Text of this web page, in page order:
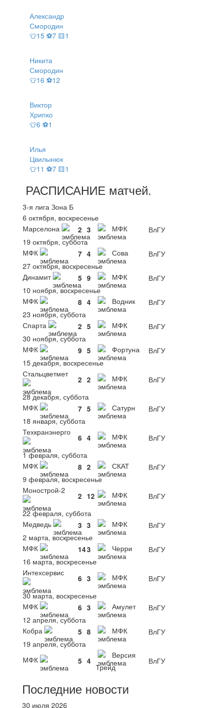
Александр
Смородин
👕15 ⚽7 🟨1
Никита
Смородин
👕16 ⚽12
Виктор
Хрипко
👕6 ⚽1
Илья
Цвилынюк
👕11 ⚽7 🟨1
РАСПИСАНИЕ матчей.
3-я лига Зона Б
6 октября, воскресенье
Марселона
2 3 МФК
ВлГУ
19 октября, суббота
МФК
7 4 Сова
ВлГУ
27 октября, воскресенье
Динамит
5 9 МФК
ВлГУ
10 ноября, воскресенье
МФК
8 4 Водник
ВлГУ
23 ноября, суббота
Спарта
2 5 МФК
ВлГУ
30 ноября, суббота
МФК
9 5 Фортуна
ВлГУ
15 декабря, воскресенье
Стальцветмет
2 2 МФК
ВлГУ
28 декабря, суббота
МФК
7 5 Сатурн
ВлГУ
18 января, суббота
Техкранэнерго
6 4 МФК
ВлГУ
1 февраля, суббота
МФК
8 2 СКАТ
ВлГУ
9 февраля, воскресенье
Монострой-2
2 12 МФК
ВлГУ
22 февраля, суббота
Медведь
3 3 МФК
ВлГУ
2 марта, воскресенье
МФК
143 Черри
ВлГУ
16 марта, воскресенье
Интехсервис
6 3 МФК
ВлГУ
30 марта, воскресенье
МФК
6 3 Амулет
ВлГУ
12 апреля, суббота
Кобра
5 8 МФК
ВлГУ
19 апреля, суббота
МФК
5 4
Версия
Трейд
ВлГУ
Последние новости
30 июля 2026